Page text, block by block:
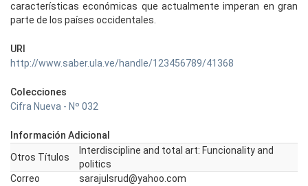
características económicas que actualmente imperan en gran
parte de los países occidentales.
URI
http://www.saber.ula.ve/handle/123456789/41368
Colecciones
Cifra Nueva - Nº 032
Información Adicional
Otros Títulos
Interdiscipline and total art: Funcionality and
politics
Correo
sarajulsrud@yahoo.com